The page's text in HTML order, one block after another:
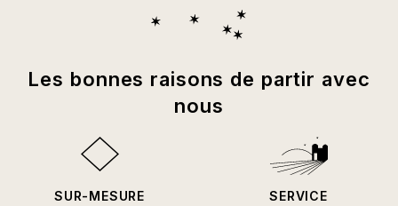
Les bonnes raisons de partir avec
nous
SUR-MESURE SERVICE